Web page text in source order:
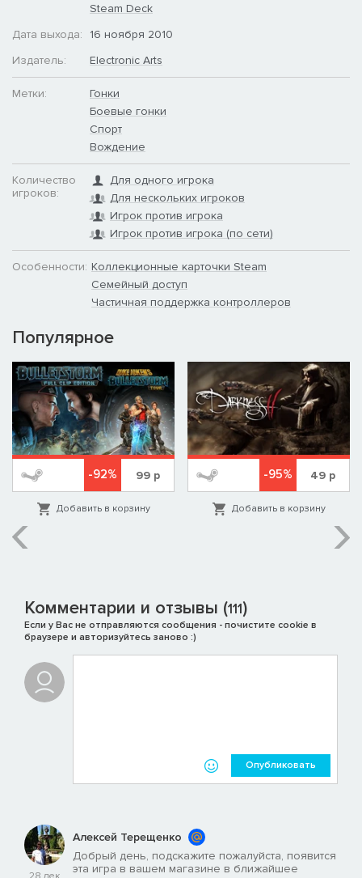
Steam Deck
Дата выхода:
16 ноября 2010
Издатель:
Electronic Arts
Метки:
Гонки
Боевые гонки
Спорт
Вождение
Количество
игроков:
Для одного игрока
Для нескольких игроков
Игрок против игрока
Игрок против игрока (по сети)
Особенности: Коллекционные карточки Steam
Семейный доступ
Частичная поддержка контроллеров
Популярное
-92% 99р
Добавить в корзину
-95% 49 р
Добавить в корзину
Комментарии и отзывы (111)
Если у Вас не отправляются сообщения - почистите cookie в
браузере и авторизуйтесь заново :)
Опубликовать
Алексей Терещенко
Добрый день, подскажите пожалуйста, появится
эта игра в вашем магазине в ближайшее